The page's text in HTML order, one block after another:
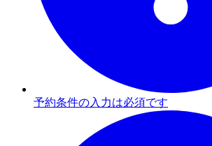
予約条件の入力は必須です